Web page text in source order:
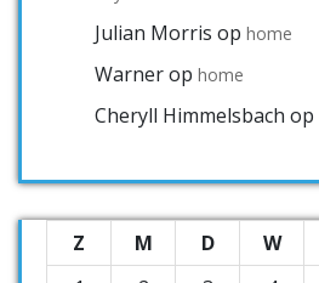
Julian Morris op home
Warnerop home
Cheryll Himmelsbach op
Z M D W